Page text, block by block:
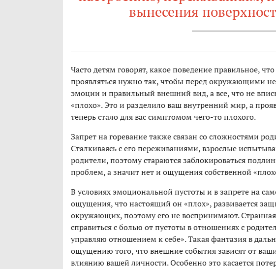
вынесения
Часто детям говорят, какое поведение правильное,
проявляться нужно так, чтобы перед окружающими
эмоции и правильный внешний вид, а все, что не
«плохо». Это и разделило ваш внутренний мир, а
теперь стало для вас симптомом чего-то плохого.
Запрет на горевание также связан со сложностями
Сталкиваясь с его переживаниями, взрослые
родители, поэтому стараются заблокироваться
проблем, а значит нет и ощущения собственной
В условиях эмоциональной пустоты и в запрете на
ощущения, что настоящий он «плох», развивается
окружающих, поэтому его не воспринимают.
справиться с болью от пустоты в отношениях с
управляю отношением к себе». Такая фантазия в
ощущению того, что внешние события зависят от
влиянию вашей личности. Особенно это касается